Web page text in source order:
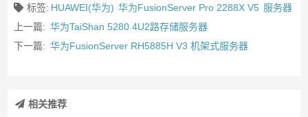
标签: HUAWEI(华为) 华为FusionServer Pro 2288X V5 服务器
上一篇: 华为TaiShan 5280 4U2路存储服务器
下一篇: 华为FusionServer RH5885H V3 机架式服务器
相关推荐